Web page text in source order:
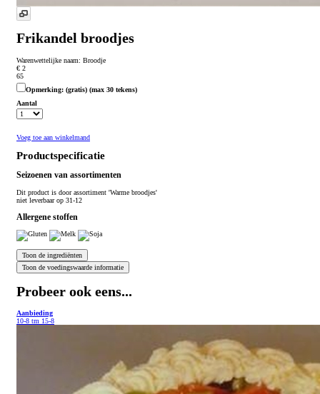
Frikandel broodjes
Warenwettelijke naam: Broodje
€ 2
65
Opmerking: (gratis) (max 30 tekens)
Aantal
Voeg toe aan winkelmand
Productspecificatie
Seizoenen van assortimenten
Dit product is door assortiment 'Warme broodjes'
niet leverbaar op 31-12
Allergene stoffen
Probeer ook eens...
Aanbieding
10-8 tm 15-8